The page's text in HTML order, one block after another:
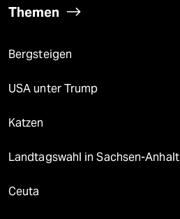
Themen
Bergsteigen
USA unter Trump
Katzen
Landtagswahl in Sachsen-Anhalt
Ceuta